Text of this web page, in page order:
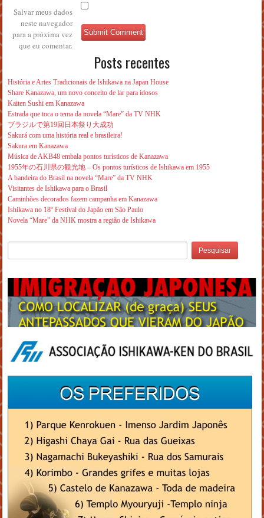
Salvar meus dados
neste navegador
para a próxima vez
que eu comentar.
Posts recentes
História e Artes Tradicionais de Ishikawa na Japan House
Share Kanazawa, um novo conceito de lar para idosos
Kaiten Sushi em Kanazawa
Estrada que toca o tema da novela “Mare” da TV NHK
ブラジルで第19回日本祭り大成功
Sakurá com uma história real e brasileira!
Sakura em Kanazawa
Música de AKB48 embala pontos turísticos de Kanazawa
1955年の石川県の観光地 – Os pontos turísticos de Ishikawa em 1955
A bandeira do Brasil na novela “Mare” da TV NHK
Visitantes de Ishikawa para o Brasil
Caminhões decorados fazem campanha em Kanazawa
Ishikawa no 18º Festival do Japão em São Paulo
Novela “Mare” da NHK mostra a região de Ishikawa